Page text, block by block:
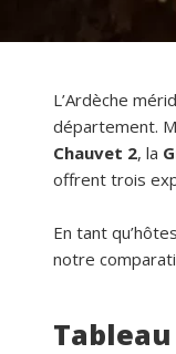
L’Ardèche
département.
Chauvet 2, la
offrent trois
En tant
notre